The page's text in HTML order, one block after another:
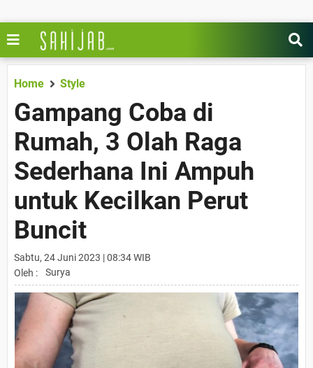
Home Style
Gampang Coba di
Rumah, 3 Olah Raga
Sederhana Ini Ampuh
untuk Kecilkan Perut
Buncit
Sabtu, 24 Juni 2023 | 08:34 WIB
Oleh :
Surya